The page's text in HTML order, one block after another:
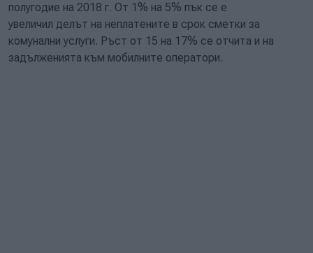
полугодие на 2018 г. От 1% на 5% пък се е
увеличил делът на неплатените в срок сметки за
комунални услуги. Ръст от 15 на 17% се отчита и на
задълженията към мобилните оператори.